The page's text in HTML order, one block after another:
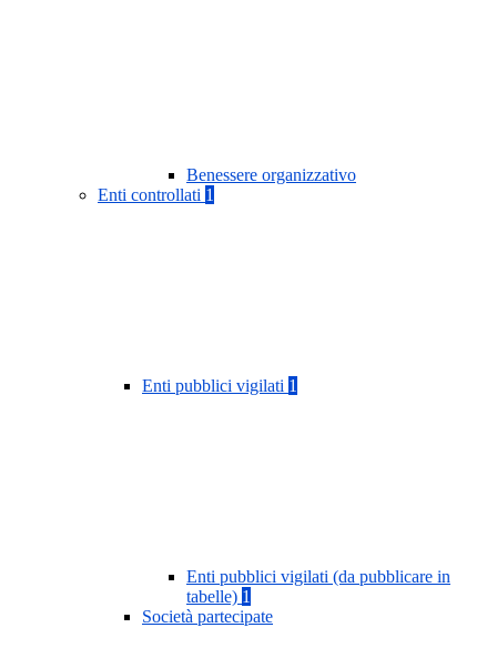
Benessere organizzativo
Enti controllati 1
Enti pubblici vigilati 1
Enti pubblici vigilati (da pubblicare in
tabelle) 1
Società partecipate